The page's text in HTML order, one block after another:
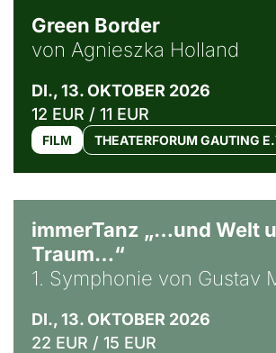
Green Border
von Agnieszka Holland
DI., 13. OKTOBER 2026
12 EUR / 11 EUR
FILM THEATERFORUM GAUTING
immerTanz „…und Welt
Traum…“
1. Symphonie von Gustav
DI., 13. OKTOBER 2026
22 EUR / 15 EUR